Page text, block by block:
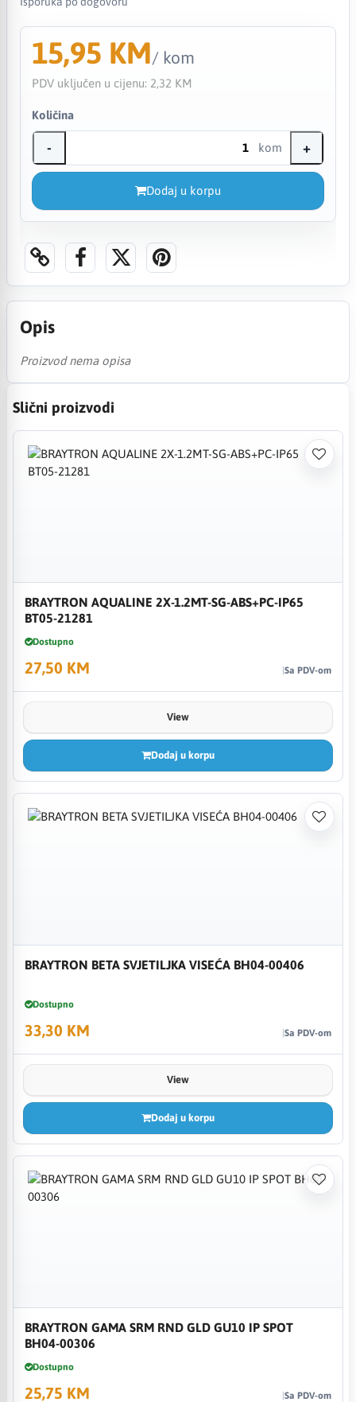
15,95 KM/ kom
PDV uključen u cijenu: 2,32 KM
Količina
- kom +
Dodaj u korpu
Opis
Proizvod nema opisa
Slični proizvodi
BRAYTRON AQUALINE 2X-1.2MT-SG-ABS+PC-IP65
BT05-21281
Dostupno
27,50 KM Sa PDV-om
View
Dodaj u korpu
BRAYTRON BETA SVJETILJKA VISEĆA BH04-00406
Dostupno
33,30 KM Sa PDV-om
View
Dodaj u korpu
BRAYTRON GAMA SRM RND GLD GU10 IP SPOT
BH04-00306
Dostupno
25,75 KM Sa PDV-om